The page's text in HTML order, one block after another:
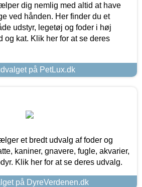
dig nemlig med altid at have
ved hånden. Her finder du et
udstyr, legetøj og foder i høj
og kat. Klik her for at se deres
på PetLux.dk
et bredt udvalg af foder og
kaniner, gnavere, fugle, akvarier,
Klik her for at se deres udvalg.
på DyreVerdenen.dk